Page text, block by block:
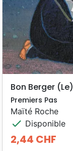
Bon Berger (Le)
Premiers Pas
Maïté Roche
check Disponible
Prix
2,44 CHF